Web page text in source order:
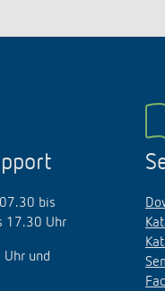
bis
17.30 Uhr
und